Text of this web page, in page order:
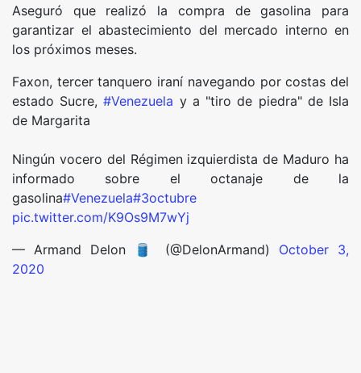
Aseguró que realizó la compra de gasolina para
garantizar el abastecimiento del mercado interno en
los próximos meses.
Faxon, tercer tanquero iraní navegando por costas del
estado Sucre,#Venezuela y a "tiro de piedra" de Isla
de Margarita
Ningún vocero del Régimen izquierdista de Maduro ha
informado sobre el octanaje de la
gasolina#Venezuela#3octubre
pic.twitter.com/K9Os9M7wYj
— Armand Delon 🛢 (@DelonArmand) October 3,
2020